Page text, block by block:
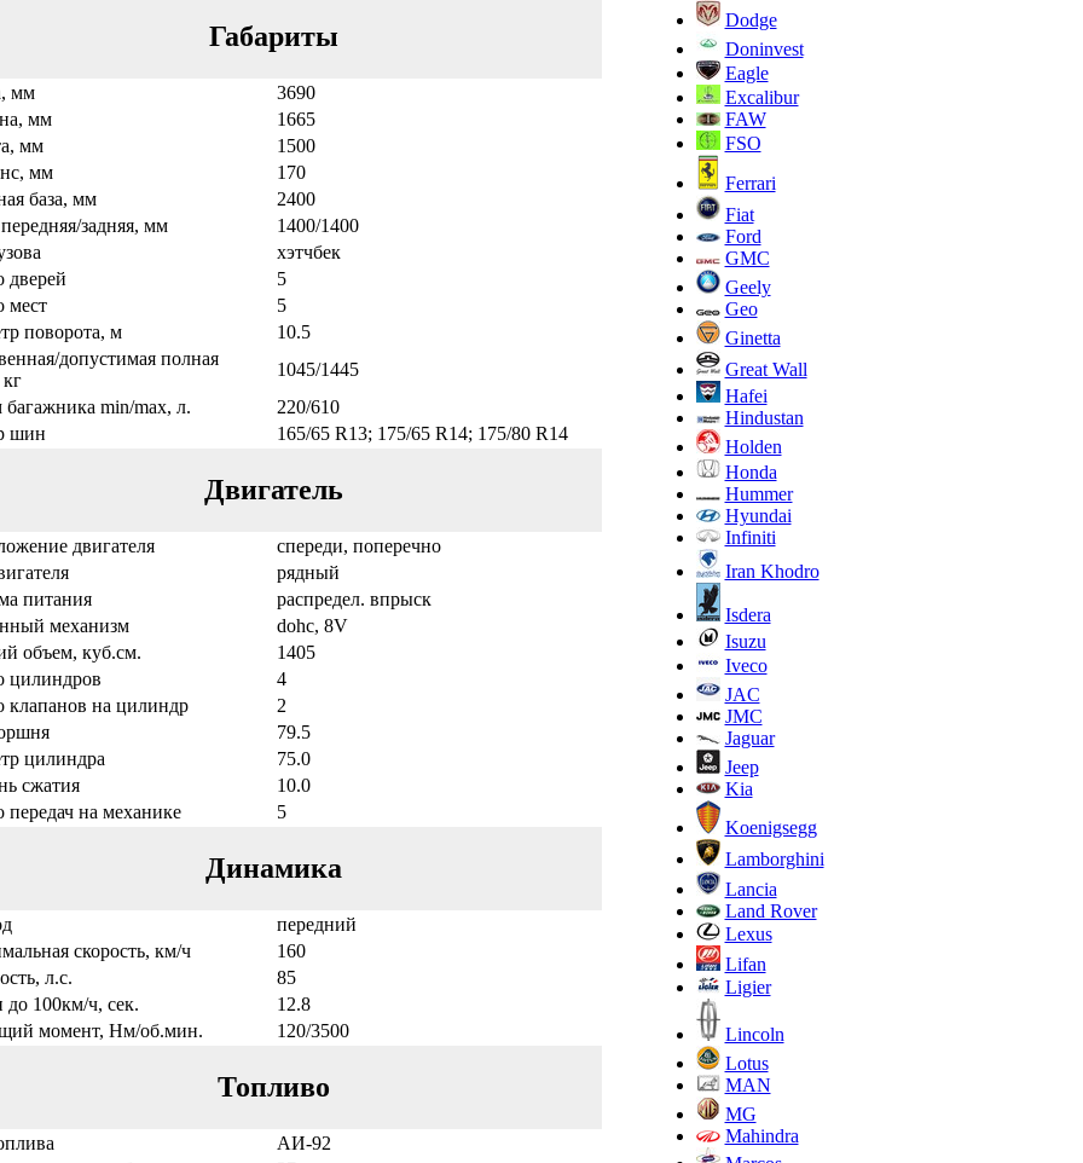
Габариты
мм
3690
мм
1665
мм
1500
мм
170
база, мм
2400
задняя, мм
1400/1400
хэтчбек
дверей
5
мест
5
поворота, м
10.5
допустимая полная
1045/1445
min/max, л.
220/610
шин
165/65 R13; 175/65 R14; 175/80 R14
Двигатель
двигателя
спереди, поперечно
рядный
питания
распредел. впрыск
механизм
dohc, 8V
объем, куб.см.
1405
цилиндров
4
клапанов на цилиндр
2
79.5
цилиндра
75.0
сжатия
10.0
передач на механике
5
Динамика
передний
скорость, км/ч
160
л.с.
85
до 100км/ч, сек.
12.8
момент, Нм/об.мин.
120/3500
Топливо
АИ-92
Dodge
Doninvest
Eagle
Excalibur
FAW
FSO
Ferrari
Fiat
Ford
GMC
Geely
Geo
Ginetta
Great Wall
Hafei
Hindustan
Holden
Honda
Hummer
Hyundai
Infiniti
Iran Khodro
Isdera
Isuzu
Iveco
JAC
JMC
Jaguar
Jeep
Kia
Koenigsegg
Lamborghini
Lancia
Land Rover
Lexus
Lifan
Ligier
Lincoln
Lotus
MAN
MG
Mahindra